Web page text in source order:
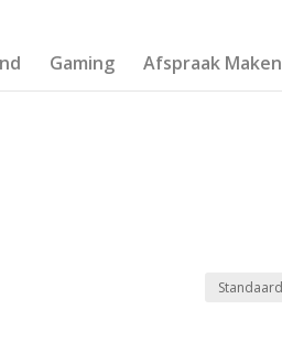
Gaming Afspraak Maken